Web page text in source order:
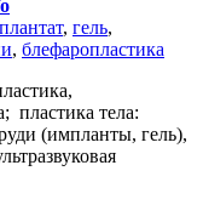
, гель,
, блефаропластика
пластика тела:
(импланты, гель),